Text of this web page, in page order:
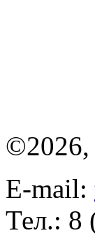
E-mail:
Тел.: 8